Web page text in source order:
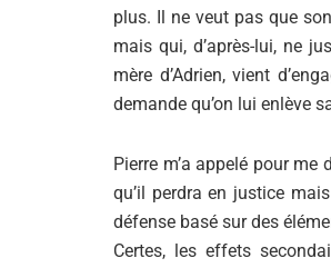
plus. Il ne veut pas que
mais qui, d’après-lui, ne
mère d’Adrien, vient
demande qu’on lui enlève
Pierre m’a appelé pour
qu’il perdra en justice
défense basé sur des
Certes, les effets